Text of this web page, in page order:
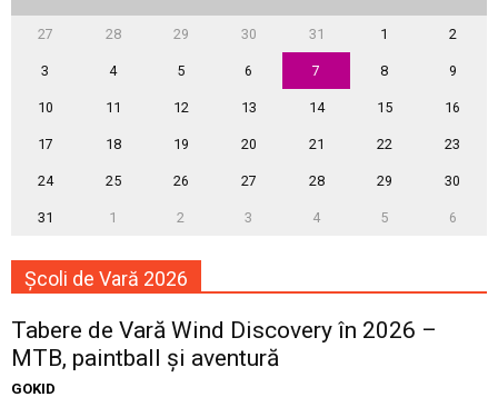
27 28 29 30 31 1 2
3 4 5 6 7 8 9
10 11 12 13 14 15 16
17 18 19 20 21 22 23
24 25 26 27 28 29 30
31 1 2 3 4 5 6
Școli de Vară 2026
Tabere de Vară Wind Discovery în 2026 –
MTB, paintball și aventură
GOKID